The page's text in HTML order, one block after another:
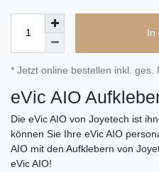
In
* Jetzt online bestellen inkl. ges.
eVic AIO
Die eVic AIO von Joyetech ist
können Sie Ihre eVic AIO
AIO mit den Aufklebern von
eVic AIO!